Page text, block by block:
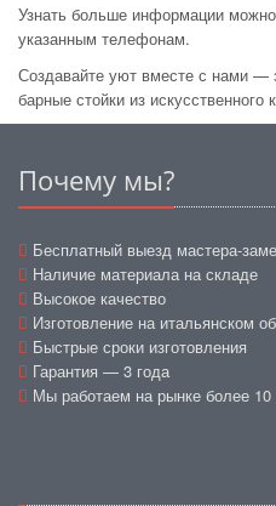
Узнать больше информации
указанным телефонам.
Создавайте уют вместе с нами —
барные стойки из
Почему мы?
Бесплатный выезд мастера-
Наличие материала на складе
Высокое качество
Изготовление на итальянском
Быстрые сроки изготовления
Гарантия — 3 года
Мы работаем на рынке более 10